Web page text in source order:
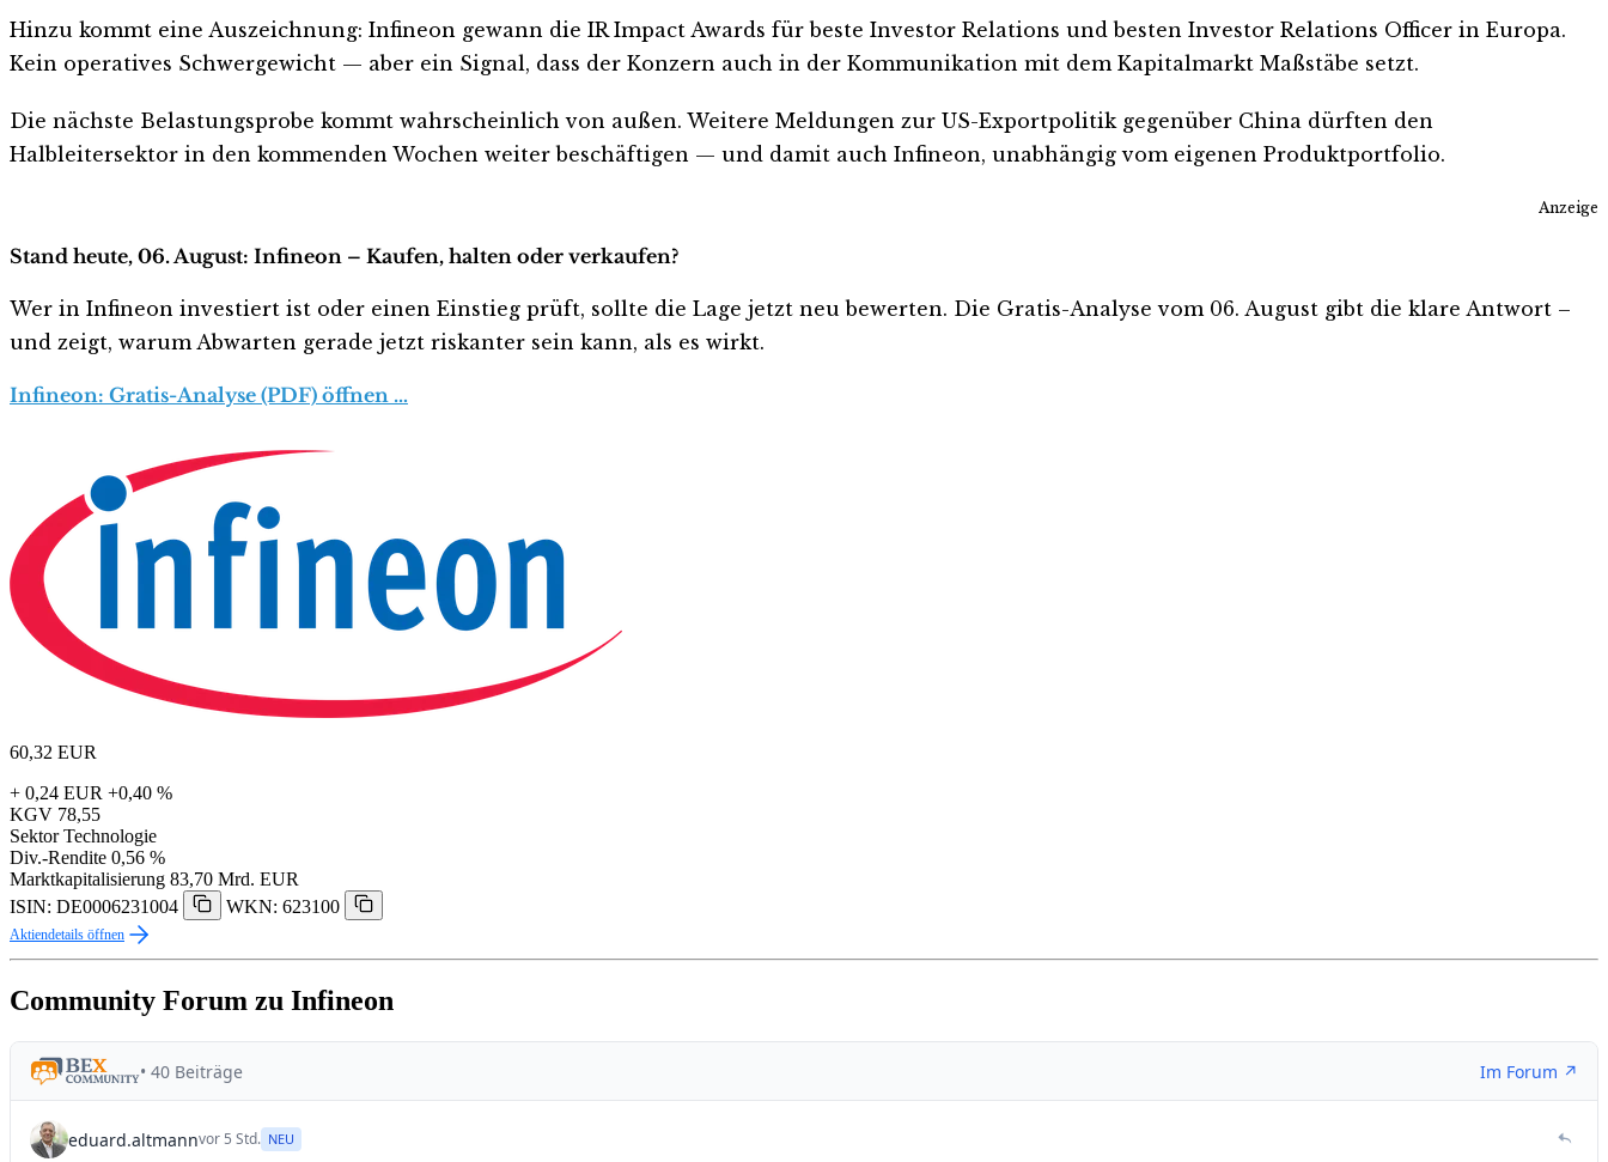
Hinzu kommt eine Auszeichnung: Infineon gewann die IR Impact Awards für beste Investor Relations und besten Investor Relations Officer in Europa.
Kein operatives Schwergewicht — aber ein Signal, dass der Konzern auch in der Kommunikation mit dem Kapitalmarkt Maßstäbe setzt.
Die nächste Belastungsprobe kommt wahrscheinlich von außen. Weitere Meldungen zur US-Exportpolitik gegenüber China dürften den
Halbleitersektor in den kommenden Wochen weiter beschäftigen — und damit auch Infineon, unabhängig vom eigenen Produktportfolio.
Anzeige
Stand heute, 06. August: Infineon – Kaufen, halten oder verkaufen?
Wer in Infineon investiert ist oder einen Einstieg prüft, sollte die Lage jetzt neu bewerten. Die Gratis-Analyse vom 06. August gibt die klare Antwort –
und zeigt, warum Abwarten gerade jetzt riskanter sein kann, als es wirkt.
Infineon: Gratis-Analyse (PDF) öffnen …
60,32 EUR
+ 0,24 EUR +0,40 %
KGV 78,55
Sektor Technologie
Div.-Rendite 0,56 %
Marktkapitalisierung 83,70 Mrd. EUR
ISIN: DE0006231004
WKN: 623100
Aktiendetails öffnen
Community Forum zu Infineon